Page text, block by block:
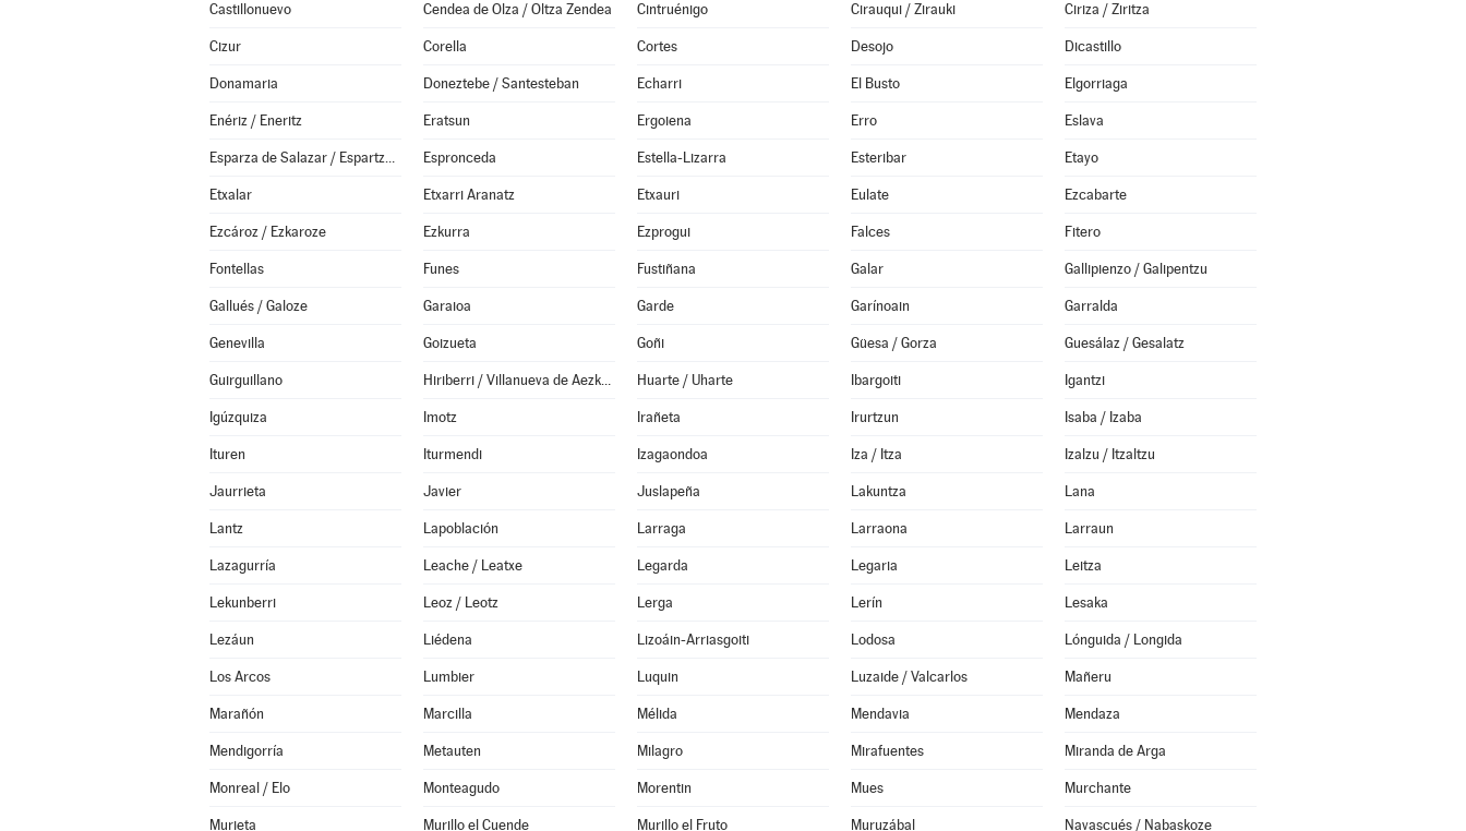
Castillonuevo Cendea de Olza / Oltza Zendea Cintruénigo Cirauqui / Zirauki Ciriza / Ziritza
Cizur Corella Cortes Desojo Dicastillo
Donamaria Doneztebe / Santesteban Echarri El Busto Elgorriaga
Enériz / Eneritz Eratsun Ergoiena Erro Eslava
Esparza de Salazar / Espartza Zaraitzu Espronceda Estella-Lizarra Esteribar Etayo
Etxalar Etxarri Aranatz Etxauri Eulate Ezcabarte
Ezcároz / Ezkaroze Ezkurra Ezprogui Falces Fitero
Fontellas Funes Fustiñana Galar Gallipienzo / Galipentzu
Gallués / Galoze Garaioa Garde Garínoain Garralda
Genevilla Goizueta Goñi Güesa / Gorza Guesálaz / Gesalatz
Guirguillano Hiriberri / Villanueva de Aezkoa Huarte / Uharte Ibargoiti Igantzi
Igúzquiza Imotz Irañeta Irurtzun Isaba / Izaba
Ituren Iturmendi Izagaondoa Iza / Itza Izalzu / Itzaltzu
Jaurrieta Javier Juslapeña Lakuntza Lana
Lantz Lapoblación Larraga Larraona Larraun
Lazagurría Leache / Leatxe Legarda Legaria Leitza
Lekunberri Leoz / Leotz Lerga Lerín Lesaka
Lezáun Liédena Lizoáin-Arriasgoiti Lodosa Lónguida / Longida
Los Arcos Lumbier Luquin Luzaide / Valcarlos Mañeru
Marañón Marcilla Mélida Mendavia Mendaza
Mendigorría Metauten Milagro Mirafuentes Miranda de Arga
Monreal / Elo Monteagudo Morentin Mues Murchante
Murieta Murillo el Cuende Murillo el Fruto Muruzábal Navascués / Nabaskoze